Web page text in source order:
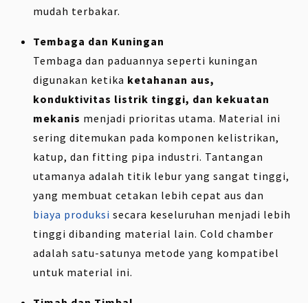
mudah terbakar.
Tembaga dan Kuningan
Tembaga dan paduannya seperti kuningan
digunakan ketika ketahanan aus,
konduktivitas listrik tinggi, dan kekuatan
mekanis menjadi prioritas utama. Material ini
sering ditemukan pada komponen kelistrikan,
katup, dan fitting pipa industri. Tantangan
utamanya adalah titik lebur yang sangat tinggi,
yang membuat cetakan lebih cepat aus dan
biaya produksi secara keseluruhan menjadi lebih
tinggi dibanding material lain. Cold chamber
adalah satu-satunya metode yang kompatibel
untuk material ini.